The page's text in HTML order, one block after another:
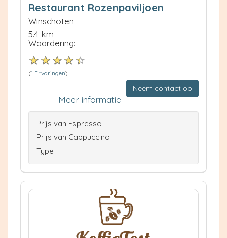
Restaurant Rozenpaviljoen
Winschoten
5.4 km
Waardering:
(1 Ervaringen)
Neem contact op
Meer informatie
Prijs van Espresso
Prijs van Cappuccino
Type